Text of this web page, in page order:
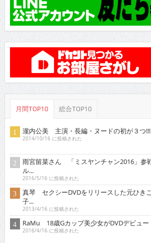
月間TOP10 総合TOP10
瀧内公美 主演・長編・ヌードの初が３つ
2014/10/16 に投稿された
雨宮留菜さん 「ミスヤンチャン2016」参
ル...
2016/5/16 に投稿された
真琴 セクシーDVDをリリースした元ひき
子...
2013/4/16 に投稿された
RaMu 18歳Gカップ美少女がDVDデビュー
2016/4/16 に投稿された